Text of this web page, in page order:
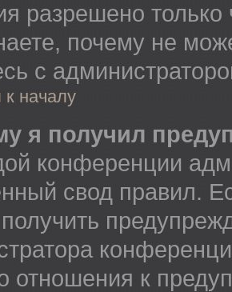
разрешено
почему не
с
к началу
я получил
конференции
свод правил.
отношения к